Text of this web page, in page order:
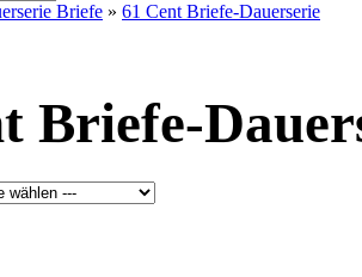
Briefe » 61 Cent Briefe-Dauerserie
Briefe-